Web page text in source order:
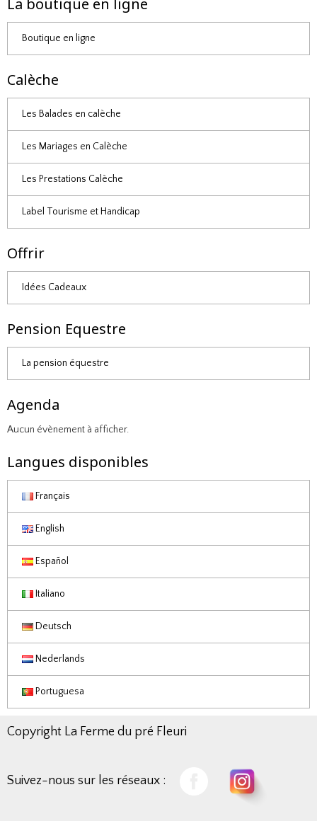
La boutique en ligne
Boutique en ligne
Calèche
Les Balades en calèche
Les Mariages en Calèche
Les Prestations Calèche
Label Tourisme et Handicap
Offrir
Idées Cadeaux
Pension Equestre
La pension équestre
Agenda
Aucun évènement à afficher.
Langues disponibles
Français
English
Español
Italiano
Deutsch
Nederlands
Portuguesa
Copyright La Ferme du pré Fleuri
Suivez-nous sur les réseaux :